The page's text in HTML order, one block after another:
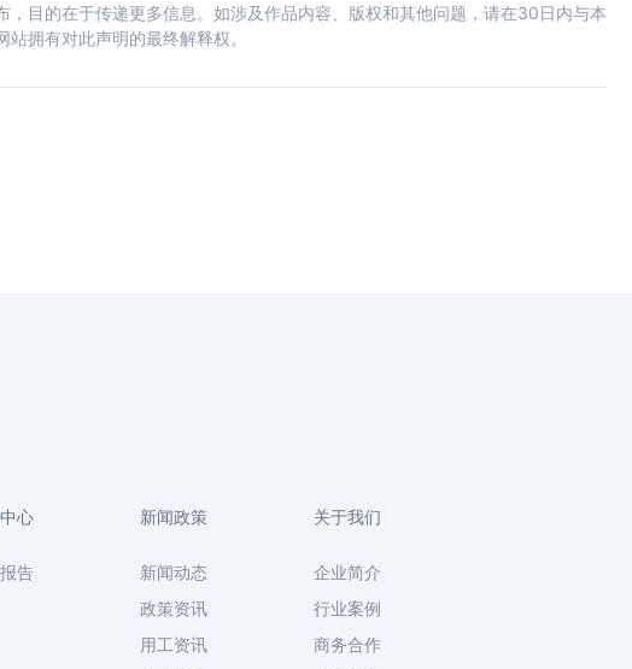
，目的在于传递更多信息。如涉及作品内容、版权和其他问题，请在30日内与本
拥有对此声明的最终解释权。
心
告
新闻政策
新闻动态
政策资讯
用工资讯
关于我们
企业简介
行业案例
商务合作